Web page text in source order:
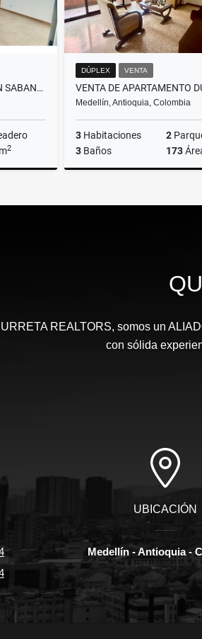
VENTA DE APARTAMENTO EN SABANETA, SECTOR TRES ESQUINAS
2
DÚPLEX VENTA
Medellín, Antioquia, Colombia
3 Habitaciones 2
3 Baños 173
URRETA REALTORS, somos un
con sólida
UBICACIÓN
Medellín - Antioquia -